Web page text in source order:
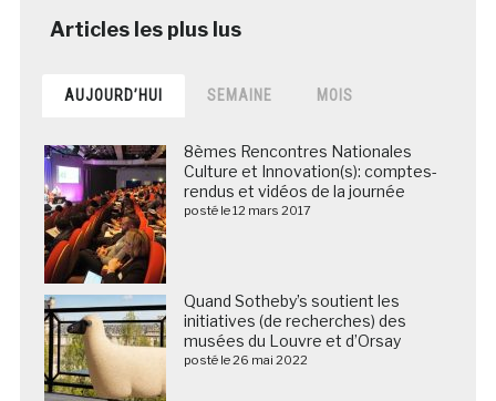
AUJOURD’HUI SEMAINE MOIS
8èmes Rencontres Nationales
Culture et Innovation(s): comptes-
rendus et vidéos de la journée
posté le 12 mars 2017
Quand Sotheby’s soutient les
initiatives (de recherches) des
musées du Louvre et d’Orsay
posté le 26 mai 2022